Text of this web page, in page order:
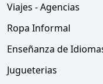
Viajes - Agencias
Ropa Informal
Enseñanza de
Jugueterias